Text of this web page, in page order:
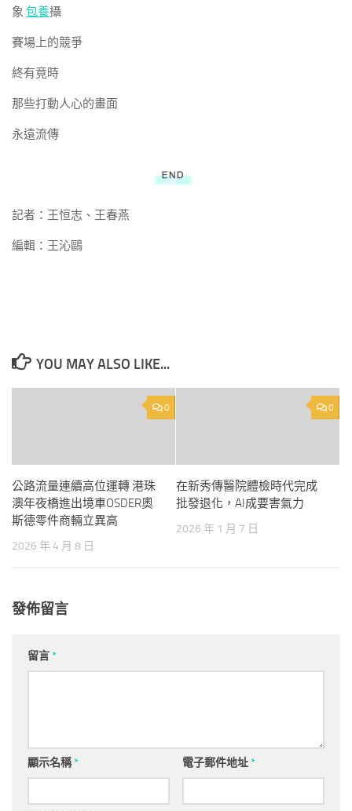
象 包養攝
賽場上的競爭
終有竟時
那些打動人心的畫面
永遠流傳
記者：王恒志、王春燕
編輯：王沁鷗
YOU MAY ALSO LIKE...
0
公路流量連續高位運轉 港珠
澳年夜橋進出境車OSDER奧
斯德零件商輛立異高
2026 年 4 月 8 日
0
在新秀傳醫院體檢時代完成
批發退化，AI成要害氣力
2026 年 1 月 7 日
發佈留言
留言*
顯示名稱* 電子郵件地址*